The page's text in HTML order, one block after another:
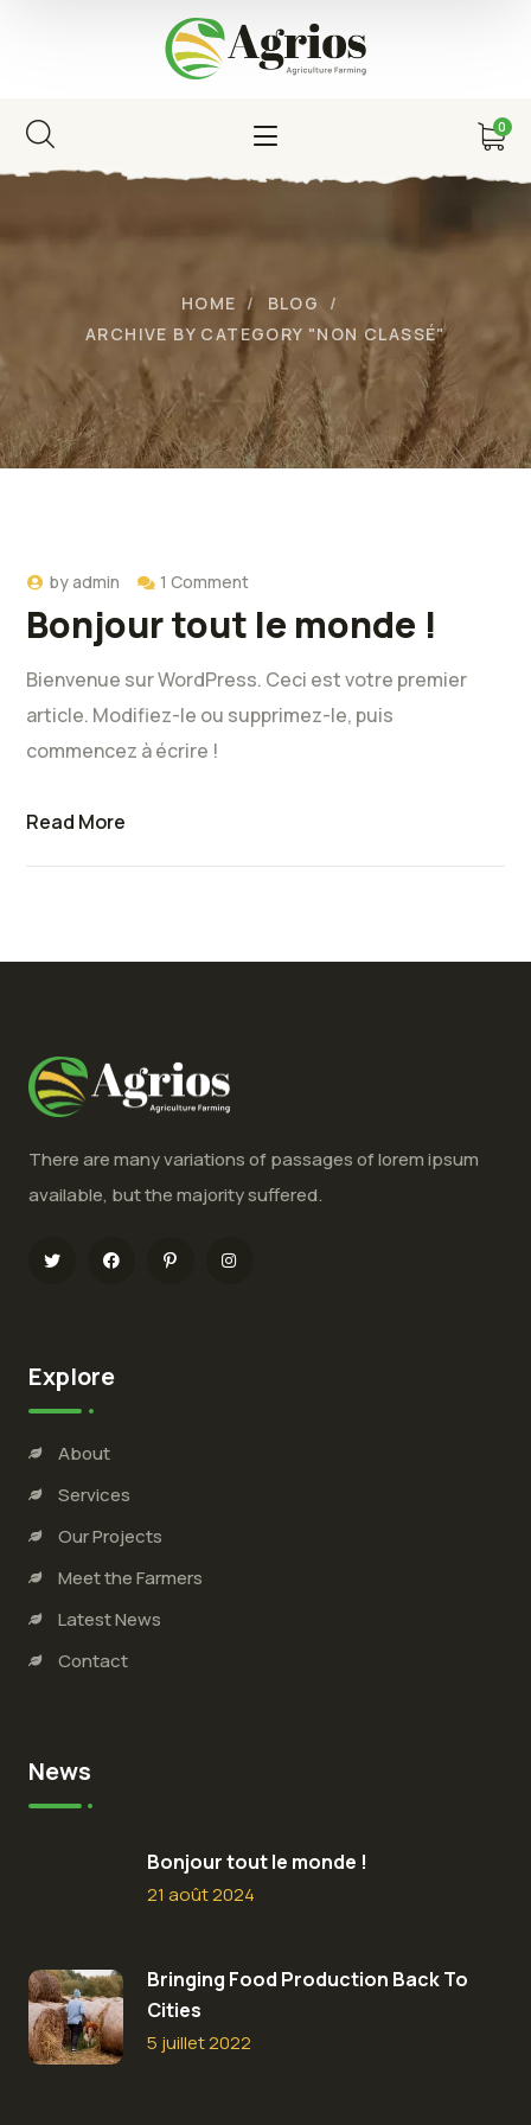
0
HOME
BLOG
ARCHIVE BY CATEGORY "NON CLASSÉ"
byadmin 1 Comment
Bonjour tout le monde !
Bienvenue sur WordPress. Ceci est votre premier
article. Modifiez-le ou supprimez-le, puis
commencez à écrire !
Read More
There are many variations of passages of lorem ipsum
available, but the majority suffered.
Explore
About
Services
Our Projects
Meet the Farmers
Latest News
Contact
News
Bonjour tout le monde !
21 août 2024
Bringing Food Production Back To
Cities
5 juillet 2022